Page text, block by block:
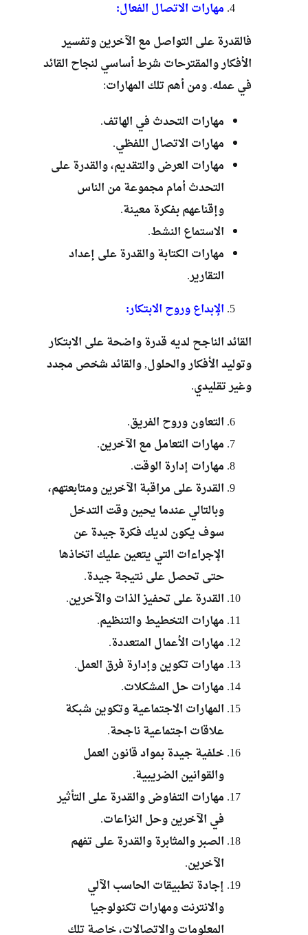
مهارات الاتصال الفعال:
فالقدرة على التواصل مع الآخرين وتفسير
الأفكار والمقترحات شرط أساسي لنجاح القائد
في عمله. ومن أهم تلك المهارات:
مهارات التحدث في الهاتف.
مهارات الاتصال اللفظي.
مهارات العرض والتقديم، والقدرة على
التحدث أمام مجموعة من الناس
وإقناعهم بفكرة معينة.
الاستماع النشط.
مهارات الكتابة والقدرة على إعداد
التقارير.
الإبداع وروح الابتكار:
القائد الناجح لديه قدرة واضحة على الابتكار
وتوليد الأفكار والحلول, والقائد شخص مجدد
وغير تقليدي.
التعاون وروح الفريق.
مهارات التعامل مع الآخرين.
مهارات إدارة الوقت.
القدرة على مراقبة الآخرين ومتابعتهم،
وبالتالي عندما يحين وقت التدخل
سوف يكون لديك فكرة جيدة عن
الإجراءات التي يتعين عليك اتخاذها
حتى تحصل على نتيجة جيدة.
القدرة على تحفيز الذات والآخرين.
مهارات التخطيط والتنظيم.
مهارات الأعمال المتعددة.
مهارات تكوين وإدارة فرق العمل.
مهارات حل المشكلات.
المهارات الاجتماعية وتكوين شبكة
علاقات اجتماعية ناجحة.
خلفية جيدة بمواد قانون العمل
والقوانين الضريبية.
مهارات التفاوض والقدرة على التأثير
في الآخرين وحل النزاعات.
الصبر والمثابرة والقدرة على تفهم
الآخرين.
إجادة تطبيقات الحاسب الآلي
والانترنت ومهارات تكنولوجيا
المعلومات والاتصالات، خاصة تلك